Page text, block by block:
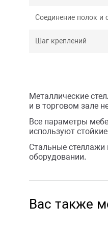
Соединение полок и
Шаг креплений
Металлические
и в торговом зале
Все параметры
используют
Стальные
оборудовании.
Вас также